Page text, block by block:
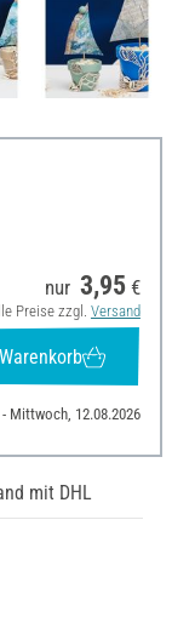
nur 3,95 €
Preise zzgl. Versand
Mittwoch, 12.08.2026
mit DHL